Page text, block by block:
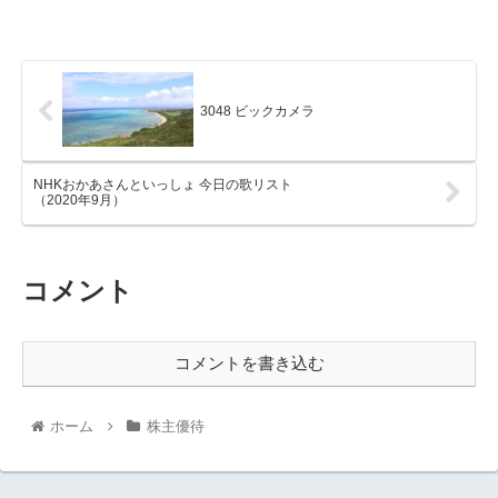
3048 ビックカメラ
NHKおかあさんといっしょ 今日の歌リスト
（2020年9月）
コメント
コメントを書き込む
ホーム 株主優待